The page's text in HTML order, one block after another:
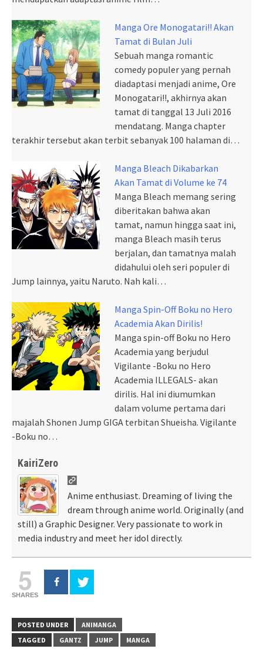
Manga Ore Monogatari!! Akan
Tamat di Bulan Juli
Sebuah manga romantic
comedy populer yang pernah
diadaptasi menjadi anime, Ore
Monogatari!!, akhirnya akan
tamat di tanggal 13 Juli 2016
mendatang. Manga chapter
terakhir tersebut akan terbit sebanyak 100 halaman di…
Manga Bleach Dikabarkan
Akan Tamat di Volume ke 74
Manga Bleach memang sering
diberitakan bahwa akan
tamat, namun hingga saat ini,
manga Bleach masih terus
berjalan, dan tamatnya malah
didahului oleh seri populer di
Jump lainnya, yaitu Naruto. Nah kali…
Manga Spin-Off Boku no Hero
Academia Akan Dirilis!
Manga spin-off Boku no Hero
Academia yang berjudul
Vigilante -Boku no Hero
Academia ILLEGALS- akan
dirilis. Hal ini diumumkan
dalam volume pertama dari
majalah Shonen Jump GIGA terbitan Shueisha. Vigilante
-Boku no…
KairiZero
Anime enthusiast. Dreaming of living the
dream through anime world. Originally (and
still) a Graphic Designer. Very passionate to work in
media industry and meet her idol directly.
5
SHARES
POSTED UNDER
ANIMANGA
TAGGED
GANTZ JUMP MANGA